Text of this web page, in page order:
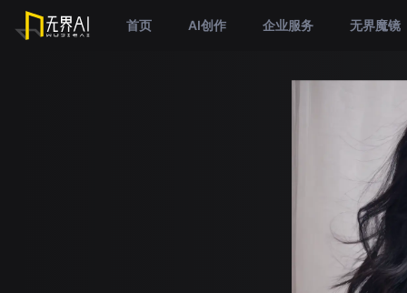
首页 AI创作 企业服务 无界魔镜